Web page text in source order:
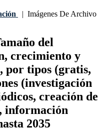
| Imágenes De Archivo
del
crecimiento y
por tipos (gratis,
(investigación
creación de
información
2035